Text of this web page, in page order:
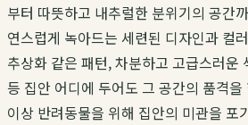
부터 따뜻하고 내추럴한 분위기의 공간
연스럽게 녹아드는 세련된 디자인과 컬
추상화 같은 패턴, 차분하고 고급스러운
등 집안 어디에 두어도 그 공간의 품격
이상 반려동물을 위해 집안의 미관을 포